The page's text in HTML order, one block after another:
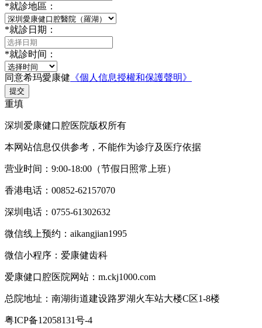
*就診地區：
*就診日期：
*就診时间：
同意希玛愛康健 《個人信息授權和保護聲明》
提交
重填
深圳爱康健口腔医院版权所有
本网站信息仅供参考，不能作为诊疗及医疗依据
营业时间：9:00-18:00（节假日照常上班）
香港电话：00852-62157070
深圳电话：0755-61302632
微信线上预约：aikangjian1995
微信小程序：爱康健齿科
爱康健口腔医院网站：m.ckj1000.com
总院地址：南湖街道建设路罗湖火车站大楼C区1-8楼
粤ICP备12058131号-4